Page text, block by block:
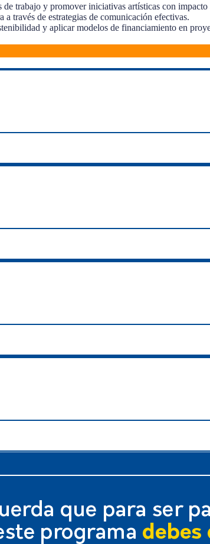
trabajo y promover iniciativas artísticas con impacto
a través de estrategias de comunicación efectivas.
y aplicar modelos de financiamiento en